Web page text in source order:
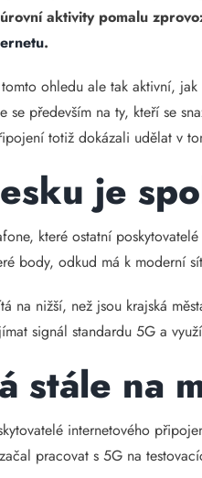
aktivity pomalu
.
ohledu ale tak aktivní,
se především na ty, kteří se
totiž dokázali udělat v
je
které ostatní
body, odkud má k moderní
nižší, než jsou krajská
signál standardu 5G a
stále na
internetového
pracovat s 5G na